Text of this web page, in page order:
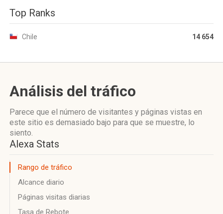
Top Ranks
Chile 14 654
Análisis del tráfico
Parece que el número de visitantes y páginas vistas en
este sitio es demasiado bajo para que se muestre, lo
siento.
Alexa Stats
Rango de tráfico
Alcance diario
Páginas visitas diarias
Tasa de Rebote